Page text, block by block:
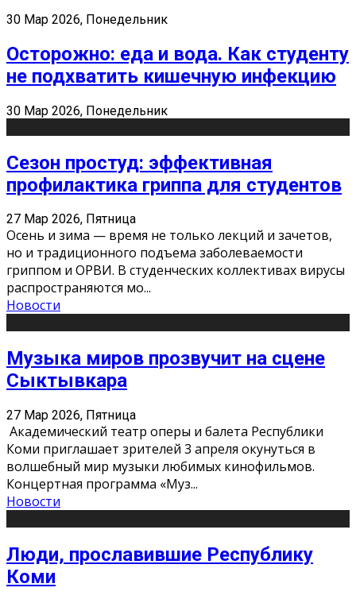
30 Мар 2026, Понедельник
Осторожно: еда и вода. Как студенту
не подхватить кишечную инфекцию
30 Мар 2026, Понедельник
Сезон простуд: эффективная
профилактика гриппа для студентов
27 Мар 2026, Пятница
Осень и зима — время не только лекций и зачетов,
но и традиционного подъема заболеваемости
гриппом и ОРВИ. В студенческих коллективах вирусы
распространяются мо...
Новости
Музыка миров прозвучит на сцене
Сыктывкара
27 Мар 2026, Пятница
Академический театр оперы и балета Республики
Коми приглашает зрителей 3 апреля окунуться в
волшебный мир музыки любимых кинофильмов.
Концертная программа «Муз...
Новости
Люди, прославившие Республику
Коми